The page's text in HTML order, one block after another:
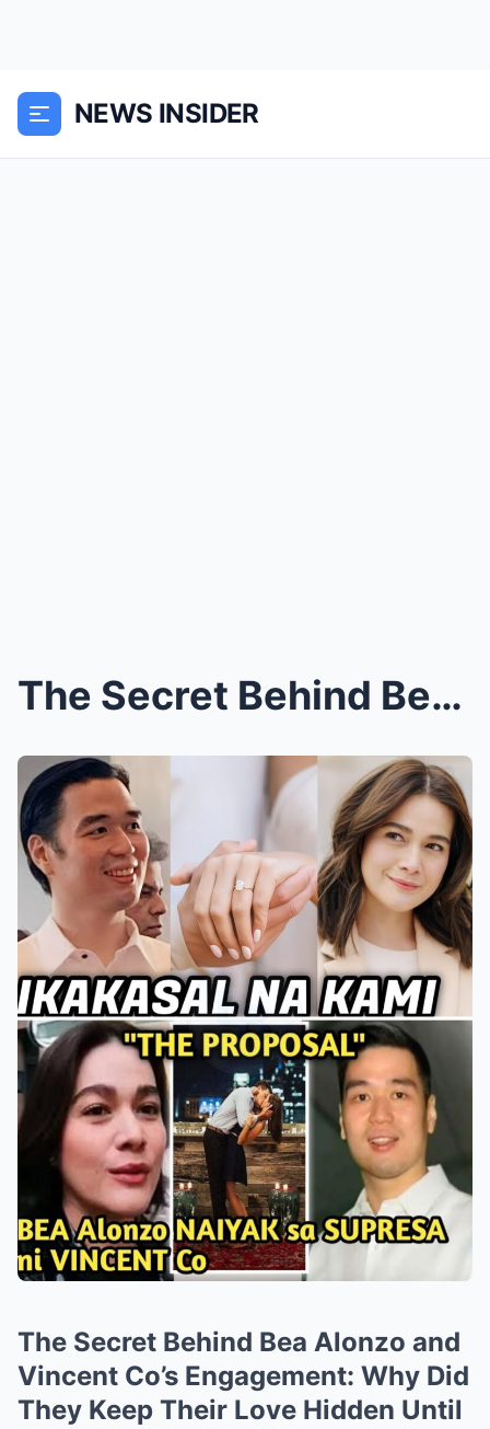
NEWS INSIDER
The Secret Behind Bea Alonzo and Vincent Co’s Enga...
The Secret Behind Bea Alonzo and
Vincent Co’s Engagement: Why Did
They Keep Their Love Hidden Until